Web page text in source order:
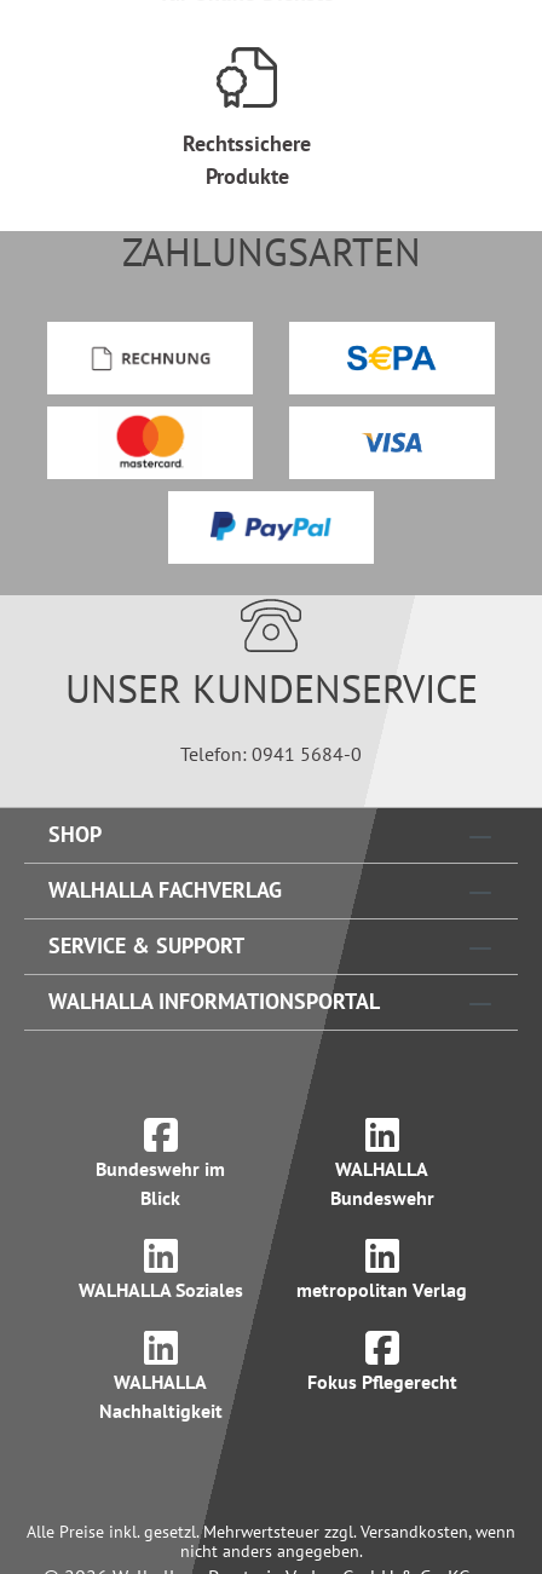
Rechtssichere
Produkte
ZAHLUNGSARTEN
UNSER KUNDENSERVICE
Telefon: 0941 5684-0
SHOP
WALHALLA FACHVERLAG
SERVICE & SUPPORT
WALHALLA INFORMATIONSPORTAL
Bundeswehr im
Blick
WALHALLA
Bundeswehr
WALHALLA Soziales metropolitan Verlag
WALHALLA
Nachhaltigkeit
Fokus Pflegerecht
Alle Preise inkl. gesetzl. Mehrwertsteuer zzgl. Versandkosten, wenn
nicht anders angegeben.